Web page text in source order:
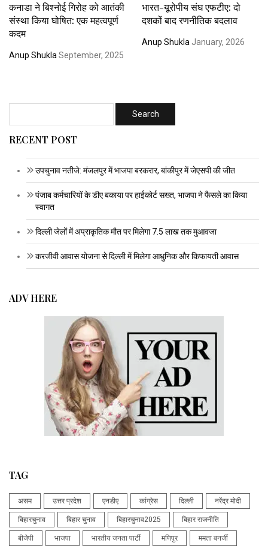
कनाडा ने बिश्नोई गिरोह को आतंकी
संस्था किया घोषित: एक महत्वपूर्ण
कदम
Anup ShuklaSeptember, 2025
भारत-यूरोपीय संघ एफटीए: दो
दशकों बाद रणनीतिक बदलाव
Anup ShuklaJanuary, 2026
RECENT POST
उपचुनाव नतीजे: मंजलपुर में भाजपा बरकरार, बांकीपुर में जेएसपी की जीत
पंजाब कर्मचारियों के डीए बकाया पर हाईकोर्ट सख्त, भाजपा ने फैसले का किया
स्वागत
दिल्ली जेलों में अप्राकृतिक मौत पर मिलेगा 7.5 लाख तक मुआवजा
करजीवी आवास योजना से दिल्ली में मिलेगा आधुनिक और किफायती आवास
ADV HERE
TAG
असम उत्तर प्रदेश एनडीए कांग्रेस दिल्ली नरेंद्र मोदी
बिहारचुनाव बिहार चुनाव बिहारचुनाव2025 बिहार राजनीति
बीजेपी भाजपा भारतीय जनता पार्टी मणिपुर ममता बनर्जी